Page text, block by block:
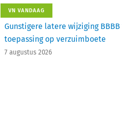
VN VANDAAG
Gunstigere latere wijziging BBBB
toepassing op verzuimboete
7 augustus 2026